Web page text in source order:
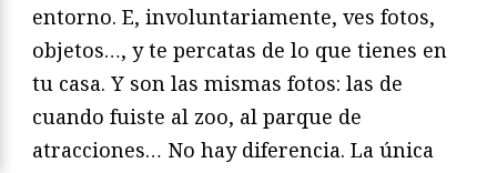
entorno. E, involuntariamente, ves fotos,
objetos…, y te percatas de lo que tienes en
tu casa. Y son las mismas fotos: las de
cuando fuiste al zoo, al parque de
atracciones… No hay diferencia. La única